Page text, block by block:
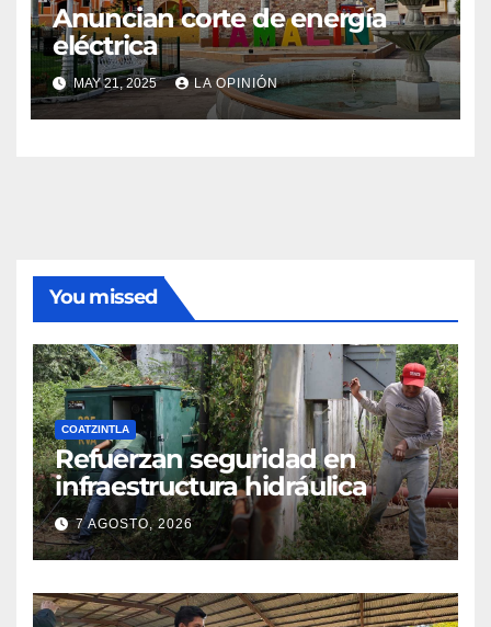
Anuncian corte de energía
eléctrica
MAY 21, 2025 LA OPINIÓN
You missed
COATZINTLA
Refuerzan seguridad en
infraestructura hidráulica
7 AGOSTO, 2026